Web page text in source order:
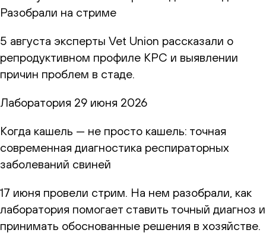
Разобрали на стриме
5 августа эксперты Vet Union рассказали о
репродуктивном профиле КРС и выявлении
причин проблем в стаде.
Лаборатория 29 июня 2026
Когда кашель — не просто кашель: точная
современная диагностика респираторных
заболеваний свиней
17 июня провели стрим. На нем разобрали, как
лаборатория помогает ставить точный диагноз и
принимать обоснованные решения в хозяйстве.